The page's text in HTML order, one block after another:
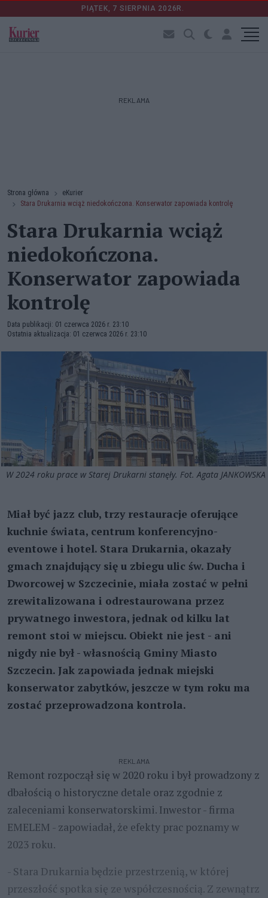
PIĄTEK, 7 SIERPNIA 2026R.
REKLAMA
Strona główna
eKurier
Stara Drukarnia wciąż niedokończona. Konserwator zapowiada kontrolę
Stara Drukarnia wciąż
niedokończona.
Konserwator zapowiada
kontrolę
Data publikacji: 01 czerwca 2026 r. 23:10
Ostatnia aktualizacja: 01 czerwca 2026 r. 23:10
W 2024 roku prace w Starej Drukarni stanęły. Fot. Agata JANKOWSKA
Miał być jazz club, trzy restauracje oferujące
kuchnie świata, centrum konferencyjno-
eventowe i hotel. Stara Drukarnia, okazały
gmach znajdujący się u zbiegu ulic św. Ducha i
Dworcowej w Szczecinie, miała zostać w pełni
zrewitalizowana i odrestaurowana przez
prywatnego inwestora, jednak od kilku lat
remont stoi w miejscu. Obiekt nie jest - ani
nigdy nie był - własnością Gminy Miasto
Szczecin. Jak zapowiada jednak miejski
konserwator zabytków, jeszcze w tym roku ma
zostać przeprowadzona kontrola.
REKLAMA
Remont rozpoczął się w 2020 roku i był prowadzony z
dbałością o historyczne detale oraz zgodnie z
zaleceniami konserwatorskimi. Inwestor - firma
EMELEM - zapowiadał, że efekty prac poznamy w
2023 roku.
- Stara Drukarnia będzie przestrzenią, w której
przeszłość spotka się ze współczesnością. Z zewnątrz